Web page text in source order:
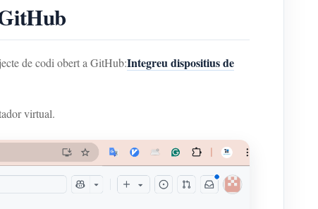
de codi obert a GitHub:Integreu dispositius de
virtual.